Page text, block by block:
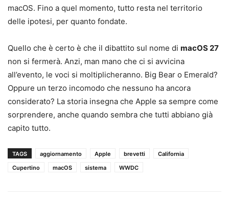
macOS. Fino a quel momento, tutto resta nel territorio
delle ipotesi, per quanto fondate.
Quello che è certo è che il dibattito sul nome di macOS 27
non si fermerà. Anzi, man mano che ci si avvicina
all’evento, le voci si moltiplicheranno. Big Bear o Emerald?
Oppure un terzo incomodo che nessuno ha ancora
considerato? La storia insegna che Apple sa sempre come
sorprendere, anche quando sembra che tutti abbiano già
capito tutto.
TAGS aggiornamento Apple brevetti
California
Cupertino
macOS sistema WWDC